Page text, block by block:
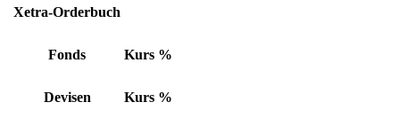
Xetra-Orderbuch
Fonds Kurs %
Devisen Kurs %